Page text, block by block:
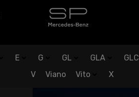
E G GL GLA GLC
V
Viano Vito X